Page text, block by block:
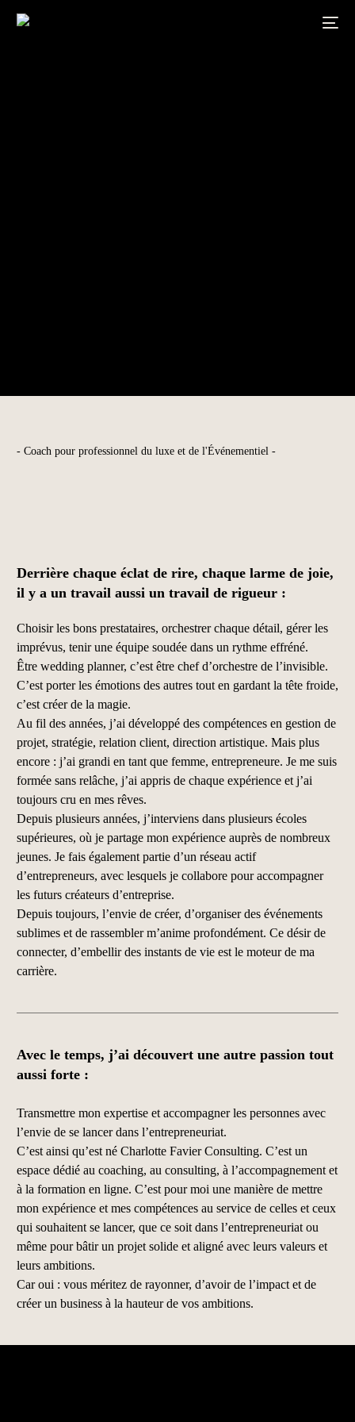
- Coach pour professionnel du luxe et de l'Événementiel -
Derrière chaque éclat de rire, chaque larme de joie,
il y a un travail aussi un travail de rigueur :
Choisir les bons prestataires, orchestrer chaque détail, gérer les
imprévus, tenir une équipe soudée dans un rythme effréné.
Être wedding planner, c’est être chef d’orchestre de l’invisible.
C’est porter les émotions des autres tout en gardant la tête froide,
c’est créer de la magie.
Au fil des années, j’ai développé des compétences en gestion de
projet, stratégie, relation client, direction artistique. Mais plus
encore : j’ai grandi en tant que femme, entrepreneure. Je me suis
formée sans relâche, j’ai appris de chaque expérience et j’ai
toujours cru en mes rêves.
Depuis plusieurs années, j’interviens dans plusieurs écoles
supérieures, où je partage mon expérience auprès de nombreux
jeunes. Je fais également partie d’un réseau actif
d’entrepreneurs, avec lesquels je collabore pour accompagner
les futurs créateurs d’entreprise.
Depuis toujours, l’envie de créer, d’organiser des événements
sublimes et de rassembler m’anime profondément. Ce désir de
connecter, d’embellir des instants de vie est le moteur de ma
carrière.
Avec le temps, j’ai découvert une autre passion tout
aussi forte :
Transmettre mon expertise et accompagner les personnes avec
l’envie de se lancer dans l’entrepreneuriat.
C’est ainsi qu’est né Charlotte Favier Consulting. C’est un
espace dédié au coaching, au consulting, à l’accompagnement et
à la formation en ligne. C’est pour moi une manière de mettre
mon expérience et mes compétences au service de celles et ceux
qui souhaitent se lancer, que ce soit dans l’entrepreneuriat ou
même pour bâtir un projet solide et aligné avec leurs valeurs et
leurs ambitions.
Car oui : vous méritez de rayonner, d’avoir de l’impact et de
créer un business à la hauteur de vos ambitions.